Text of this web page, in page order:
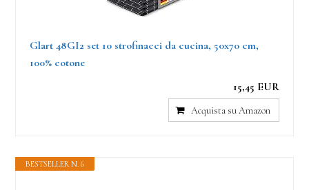
Glart 48GI2 set 10 strofinacci da cucina, 50x70 cm,
100% cotone
15,45 EUR
Acquista su Amazon
BESTSELLER N. 6